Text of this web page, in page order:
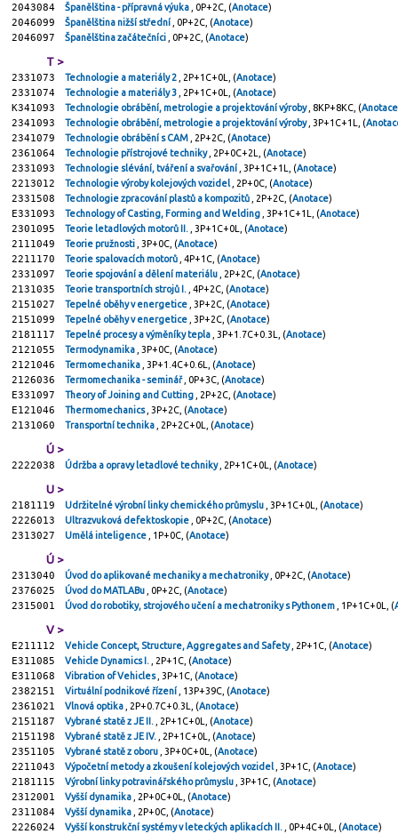
2043084 Španělština - přípravná výuka , 0P+2C, (Anotace)
2046099 Španělština nižší střední , 0P+2C, (Anotace)
2046097 Španělština začátečníci , 0P+2C, (Anotace)
T >
2331073 Technologie a materiály 2 , 2P+1C+0L, (Anotace)
2331074 Technologie a materiály 3 , 2P+1C+0L, (Anotace)
K341093 Technologie obrábění, metrologie a projektování výroby , 8KP+8KC, (Anotace
2341093 Technologie obrábění, metrologie a projektování výroby , 3P+1C+1L, (
2341079 Technologie obrábění s CAM , 2P+2C, (Anotace)
2361064 Technologie přístrojové techniky , 2P+0C+2L, (Anotace)
2331093 Technologie slévání, tváření a svařování , 3P+1C+1L, (Anotace)
2213012 Technologie výroby kolejových vozidel , 2P+0C, (Anotace)
2331508 Technologie zpracování plastů a kompozitů , 2P+2C, (Anotace)
E331093 Technology of Casting, Forming and Welding , 3P+1C+1L, (Anotace)
2301095 Teorie letadlových motorů II. , 3P+1C+0L, (Anotace)
2111049 Teorie pružnosti , 3P+0C, (Anotace)
2211170 Teorie spalovacích motorů , 4P+1C, (Anotace)
2331097 Teorie spojování a dělení materiálu , 2P+2C, (Anotace)
2131035 Teorie transportních strojů I. , 4P+2C, (Anotace)
2151027 Tepelné oběhy v energetice , 3P+2C, (Anotace)
2151099 Tepelné oběhy v energetice , 3P+2C, (Anotace)
2181117 Tepelné procesy a výměníky tepla , 3P+1.7C+0.3L, (Anotace)
2121055 Termodynamika , 3P+0C, (Anotace)
2121046 Termomechanika , 3P+1.4C+0.6L, (Anotace)
2126036 Termomechanika - seminář , 0P+3C, (Anotace)
E331097 Theory of Joining and Cutting , 2P+2C, (Anotace)
E121046 Thermomechanics , 3P+2C, (Anotace)
2131060 Transportní technika , 2P+2C+0L, (Anotace)
Ú >
2222038 Údržba a opravy letadlové techniky , 2P+1C+0L, (Anotace)
U >
2181119 Udržitelné výrobní linky chemického průmyslu , 3P+1C+0L, (Anotace)
2226013 Ultrazvuková defektoskopie , 0P+2C, (Anotace)
2313027 Umělá inteligence , 1P+0C, (Anotace)
Ú >
2313040 Úvod do aplikované mechaniky a mechatroniky , 0P+2C, (Anotace)
2376025 Úvod do MATLABu , 0P+2C, (Anotace)
2315001 Úvod do robotiky, strojového učení a mechatroniky s Pythonem , 1P+1C+0L, (
V >
E211112 Vehicle Concept, Structure, Aggregates and Safety , 2P+1C, (Anotace)
E311085 Vehicle Dynamics I. , 2P+1C, (Anotace)
E311068 Vibration of Vehicles , 3P+1C, (Anotace)
2382151 Virtuální podnikové řízení , 13P+39C, (Anotace)
2361021 Vlnová optika , 2P+0.7C+0.3L, (Anotace)
2151187 Vybrané statě z JE II. , 2P+1C+0L, (Anotace)
2151198 Vybrané statě z JE IV. , 2P+1C+0L, (Anotace)
2351105 Vybrané statě z oboru , 3P+0C+0L, (Anotace)
2211043 Výpočetní metody a zkoušení kolejových vozidel , 3P+1C, (Anotace)
2181115 Výrobní linky potravinářského průmyslu , 3P+1C, (Anotace)
2312001 Vyšší dynamika , 2P+0C+0L, (Anotace)
2311084 Vyšší dynamika , 2P+0C, (Anotace)
2226024 Vyšší konstrukční systémy v leteckých aplikacích II. , 0P+4C+0L, (Anotace)